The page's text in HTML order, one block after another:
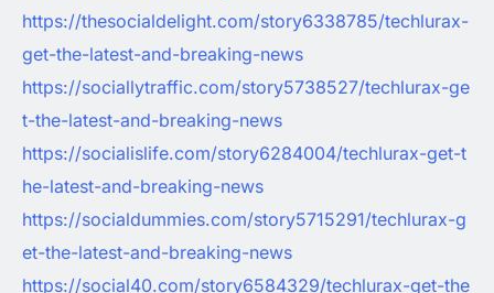
https://thesocialdelight.com/story6338785/techlurax-
get-the-latest-and-breaking-news
https://sociallytraffic.com/story5738527/techlurax-ge
t-the-latest-and-breaking-news
https://socialislife.com/story6284004/techlurax-get-t
he-latest-and-breaking-news
https://socialdummies.com/story5715291/techlurax-g
et-the-latest-and-breaking-news
https://social40.com/story6584329/techlurax-get-the